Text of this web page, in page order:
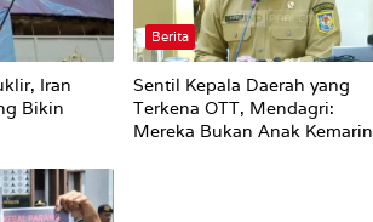
Iran
Bikin
Berita
Sentil Kepala Daerah yang
Terkena OTT, Mendagri:
Mereka Bukan Anak Kemarin